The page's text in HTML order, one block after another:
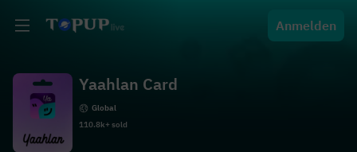
Anmelden
Yaahlan Card
Global
110.8k+ sold